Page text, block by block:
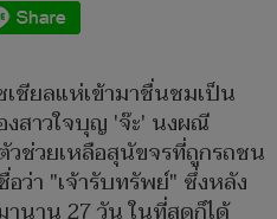
เชียลแห่เข้ามาชื่นชมเป็น
สาวใจบุญ 'จ๊ะ' นงผณี
ช่วยเหลือสุนัขจรที่ถูกรถชน
ว่า "เจ้ารับทรัพย์" ซึ่งหลัง